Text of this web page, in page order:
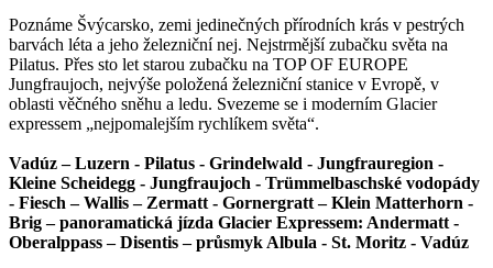
Poznáme Švýcarsko, zemi jedinečných přírodních krás v pestrých
barvách léta a jeho železniční nej. Nejstrmější zubačku světa na
Pilatus. Přes sto let starou zubačku na TOP OF EUROPE
Jungfraujoch, nejvýše položená železniční stanice v Evropě, v
oblasti věčného sněhu a ledu. Svezeme se i moderním Glacier
expressem „nejpomalejším rychlíkem světa“.
Vadúz – Luzern - Pilatus - Grindelwald - Jungfrauregion -
Kleine Scheidegg - Jungfraujoch - Trümmelbaschské vodopády
- Fiesch – Wallis – Zermatt - Gornergratt – Klein Matterhorn -
Brig – panoramatická jízda Glacier Expressem: Andermatt -
Oberalppass – Disentis – průsmyk Albula - St. Moritz - Vadúz